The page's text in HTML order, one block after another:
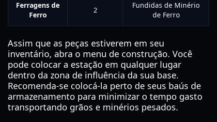
Ferragens de
Ferro
2
Fundidas de Minério
de Ferro
Assim que as peças estiverem em seu
inventário, abra o menu de construção. Você
pode colocar a estação em qualquer lugar
dentro da zona de influência da sua base.
Recomenda-se colocá-la perto de seus baús de
armazenamento para minimizar o tempo gasto
transportando grãos e minérios pesados.